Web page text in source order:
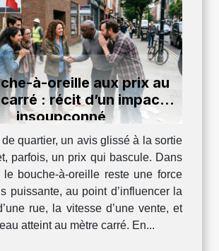
à-oreille aux prix au
: récit d’un impact
insoupçonné
quartier, un avis glissé à la sortie
parfois, un prix qui bascule. Dans
le bouche-à-oreille reste une force
puissante, au point d’influencer la
rue, la vitesse d’une vente, et
atteint au mètre carré. En...